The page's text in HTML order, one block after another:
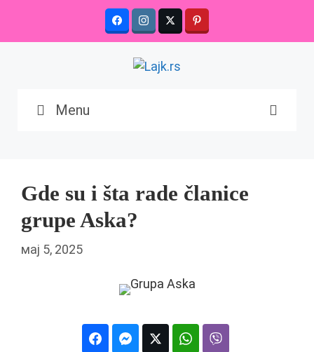
content
Menu
Gde su i šta rade članice
grupe Aska?
мај 5, 2025